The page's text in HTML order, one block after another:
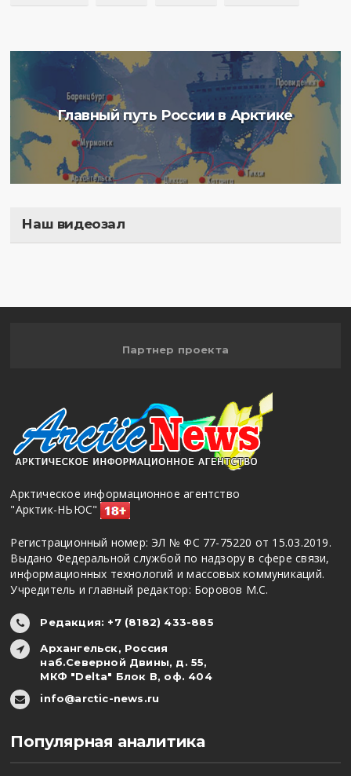
Главный путь России в Арктике
Наш видеозал
Партнер проекта
Арктическое информационное агентство
"Арктик-НЬЮС"
Регистрационный номер: ЭЛ № ФС 77-75220 от 15.03.2019.
Выдано Федеральной службой по надзору в сфере связи,
информационных технологий и массовых коммуникаций.
Учредитель и главный редактор: Боровов М.С.
Редакция: +7 (8182) 433-885
Архангельск, Россия
наб.Северной Двины, д. 55,
МКФ "Delta" Блок В, оф. 404
info@arctic-news.ru
Популярная аналитика